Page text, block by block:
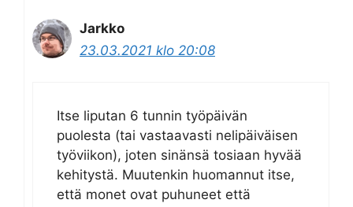
Jarkko
23.03.2021 klo 20:08
Itse liputan 6 tunnin työpäivän
puolesta (tai vastaavasti nelipäiväisen
työviikon), joten sinänsä tosiaan hyvää
kehitystä. Muutenkin huomannut itse,
että monet ovat puhuneet että